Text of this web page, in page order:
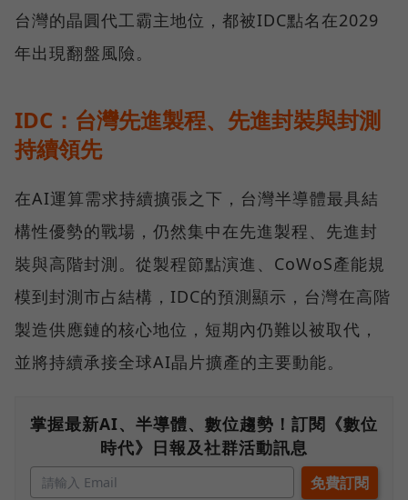
台灣的晶圓代工霸主地位，都被IDC點名在2029
年出現翻盤風險。
IDC：台灣先進製程、先進封裝與封測
持續領先
在AI運算需求持續擴張之下，台灣半導體最具結
構性優勢的戰場，仍然集中在先進製程、先進封
裝與高階封測。從製程節點演進、CoWoS產能規
模到封測市占結構，IDC的預測顯示，台灣在高階
製造供應鏈的核心地位，短期內仍難以被取代，
並將持續承接全球AI晶片擴產的主要動能。
掌握最新AI、半導體、數位趨勢！訂閱《數位
時代》日報及社群活動訊息